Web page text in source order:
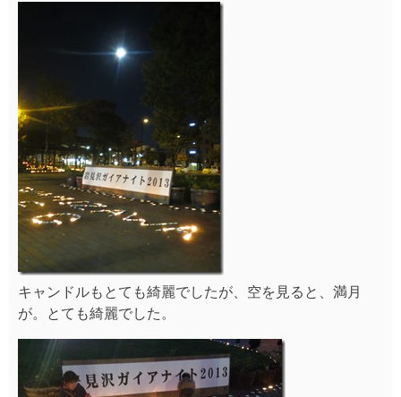
キャンドルもとても綺麗でしたが、空を見ると、満月
が。とても綺麗でした。